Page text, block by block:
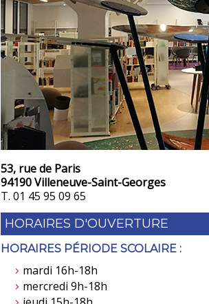
53, rue de Paris
94190 Villeneuve-Saint-Georges
T. 01 45 95 09 65
HORAIRES D'OUVERTURE
HORAIRES PÉRIODE SCOLAIRE :
mardi 16h-18h
mercredi 9h-18h